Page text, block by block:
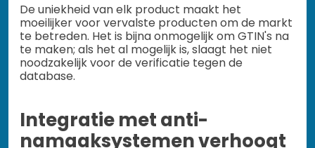
De uniekheid van elk product maakt het
moeilijker voor vervalste producten om de markt
te betreden. Het is bijna onmogelijk om GTIN's na
te maken; als het al mogelijk is, slaagt het niet
noodzakelijk voor de verificatie tegen de
database.
Integratie met anti-
namaaksystemen verhoogt